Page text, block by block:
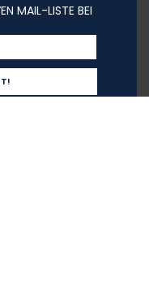
MAIL-LISTE BEI